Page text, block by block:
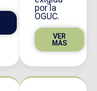
por la
OGUC.
VER
MÁS